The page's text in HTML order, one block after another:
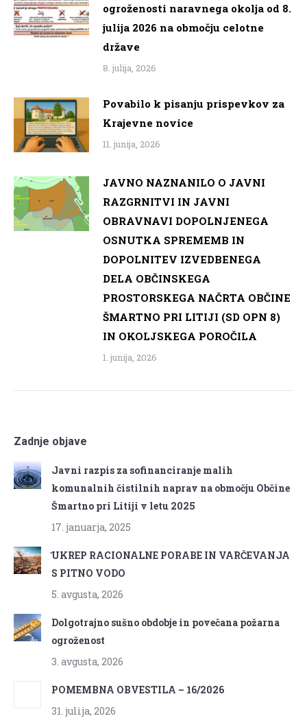
ogroženosti naravnega okolja od 8.
julija 2026 na območju celotne
države
8. julija, 2026
Povabilo k pisanju prispevkov za
Krajevne novice
11. junija, 2026
JAVNO NAZNANILO O JAVNI
RAZGRNITVI IN JAVNI
OBRAVNAVI DOPOLNJENEGA
OSNUTKA SPREMEMB IN
DOPOLNITEV IZVEDBENEGA
DELA OBČINSKEGA
PROSTORSKEGA NAČRTA OBČINE
ŠMARTNO PRI LITIJI (SD OPN 8)
IN OKOLJSKEGA POROČILA
1. junija, 2026
Zadnje objave
Javni razpis za sofinanciranje malih
komunalnih čistilnih naprav na območju Občine
Šmartno pri Litiji v letu 2025
17. januarja, 2025
̌UKREP RACIONALNE PORABE IN VARČEVANJA
S PITNO VODO
5. avgusta, 2026
Dolgotrajno sušno obdobje in povečana požarna
ogroženost
3. avgusta, 2026
POMEMBNA OBVESTILA – 16/2026
31. julija, 2026